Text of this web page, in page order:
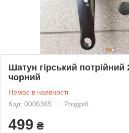
Шатун гірський потрійний
чорний
Немає в наявності
Код: 0006365
Роздріб
499 ₴